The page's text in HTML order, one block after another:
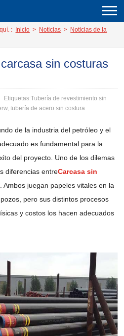
: Inicio > Noticias > Noticias de la
sin costuras
Etiquetas:Tubería de revestimiento sin
tubería de acero sin costura
de la industria del petróleo y el
es fundamental para la
del proyecto. Uno de los dilemas
diferencias entreCarcasa sin
. Ambos juegan papeles vitales en la
pero sus distintos procesos
y costos los hacen adecuados